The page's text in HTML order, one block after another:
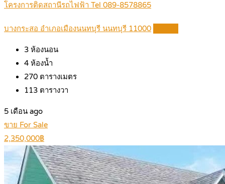
โครงการติดสถานีรถไฟฟ้า Tel 089-8578865
บางกระสอ อำเภอเมืองนนทบุรี นนทบุรี 11000
3 ห้องนอน
4 ห้องน้ำ
270 ตารางเมตร
113 ตารางวา
5 เดือน ago
ขาย For Sale
2,350,000฿